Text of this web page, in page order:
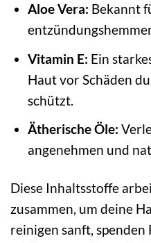
Aloe Vera: Bekannt
Vitamin E: Ein
Haut vor Schäden
schützt.
Ätherische Öle:
angenehmen und
Diese Inhaltsstoffe
zusammen, um deine
reinigen sanft,